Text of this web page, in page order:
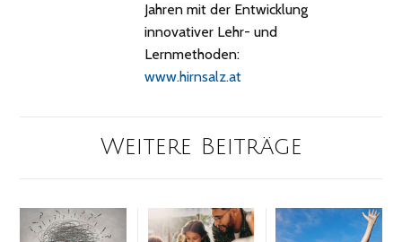
Jahren mit der Entwicklung
innovativer Lehr- und
Lernmethoden:
www.hirnsalz.at
Weitere Beiträge